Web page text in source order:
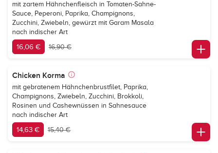
mit zartem Hähnchenfleisch in Tomaten-Sahne-
Sauce, Peperoni, Paprika, Champignons,
Zucchini, Zwiebeln, gewürzt mit Garam Masala
nach indischer Art
16,06 € 16,90 €
Chicken Korma
mit gebratenem Hähnchenbrustfilet, Paprika,
Champignons, Zwiebeln, Zucchini, Brokkoli,
Rosinen und Cashewnüssen in Sahnesauce
nach indischer Art
14,63 € 15,40 €